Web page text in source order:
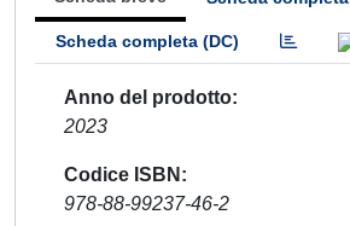
Scheda completa (DC)
Anno del prodotto
2023
Codice ISBN
978-88-99237-46-2